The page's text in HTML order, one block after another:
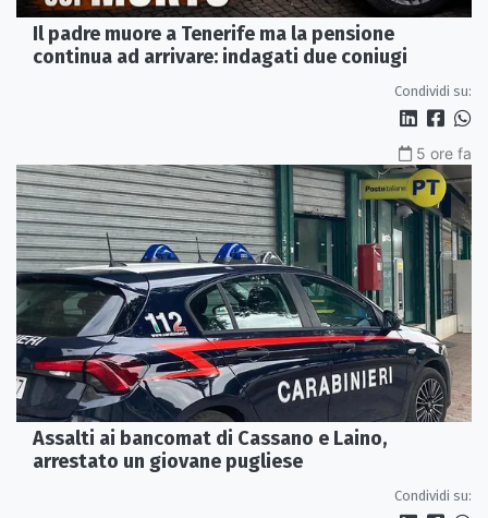
Il padre muore a Tenerife ma la pensione
continua ad arrivare: indagati due coniugi
Condividi su:
5 ore fa
Assalti ai bancomat di Cassano e Laino,
arrestato un giovane pugliese
Condividi su: